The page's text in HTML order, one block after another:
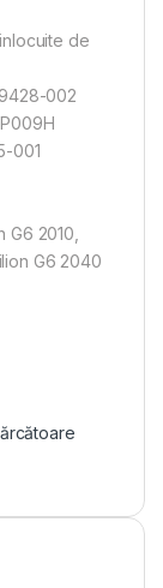
de
002
001
2010,
G6 2040